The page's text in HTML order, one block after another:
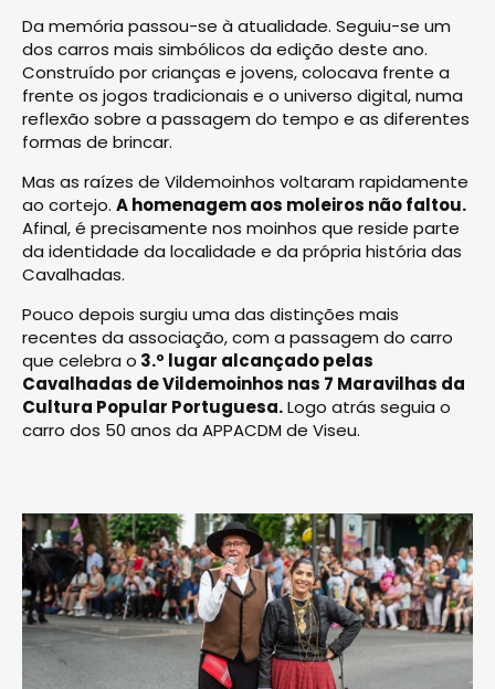
Da memória passou-se à atualidade. Seguiu-se um
dos carros mais simbólicos da edição deste ano.
Construído por crianças e jovens, colocava frente a
frente os jogos tradicionais e o universo digital, numa
reflexão sobre a passagem do tempo e as diferentes
formas de brincar.
Mas as raízes de Vildemoinhos voltaram rapidamente
ao cortejo. A homenagem aos moleiros não faltou.
Afinal, é precisamente nos moinhos que reside parte
da identidade da localidade e da própria história das
Cavalhadas.
Pouco depois surgiu uma das distinções mais
recentes da associação, com a passagem do carro
que celebra o 3.º lugar alcançado pelas
Cavalhadas de Vildemoinhos nas 7 Maravilhas da
Cultura Popular Portuguesa.Logo atrás seguia o
carro dos 50 anos da APPACDM de Viseu.